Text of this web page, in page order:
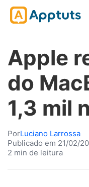
Apple
do
1,3 mil
PorLuciano Larrossa
Publicado em 21/02/
2 min de leitura